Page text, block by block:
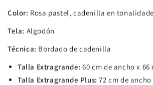
Color: Rosa pastel, cadenilla en
Tela: Algodón
Técnica: Bordado de cadenilla
Talla Extragrande: 60 cm de ancho x
Talla Extragrande Plus: 72 cm de